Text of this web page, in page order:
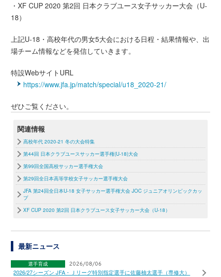
・XF CUP 2020 第2回 日本クラブユース女子サッカー大会（U-
18）
上記U-18・高校年代の男女5大会における日程・結果情報や、出
場チーム情報などを発信していきます。
特設WebサイトURL
https://www.jfa.jp/match/special/u18_2020-21/
ぜひご覧ください。
関連情報
高校年代 2020-21 冬の大会特集
第44回 日本クラブユースサッカー選手権(U-18)大会
第99回全国高校サッカー選手権大会
第29回全日本高等学校女子サッカー選手権大会
JFA 第24回全日本U-18 女子サッカー選手権大会 JOC ジュニアオリンピックカッ
プ
XF CUP 2020 第2回 日本クラブユース女子サッカー大会（U-18）
最新ニュース
選手育成 2026/08/06
2026/27シーズン JFA・Ｊリーグ特別指定選手に佐藤柚太選手（専修大）